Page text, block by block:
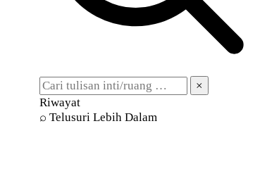
×
Riwayat
⌕ Telusuri Lebih Dalam